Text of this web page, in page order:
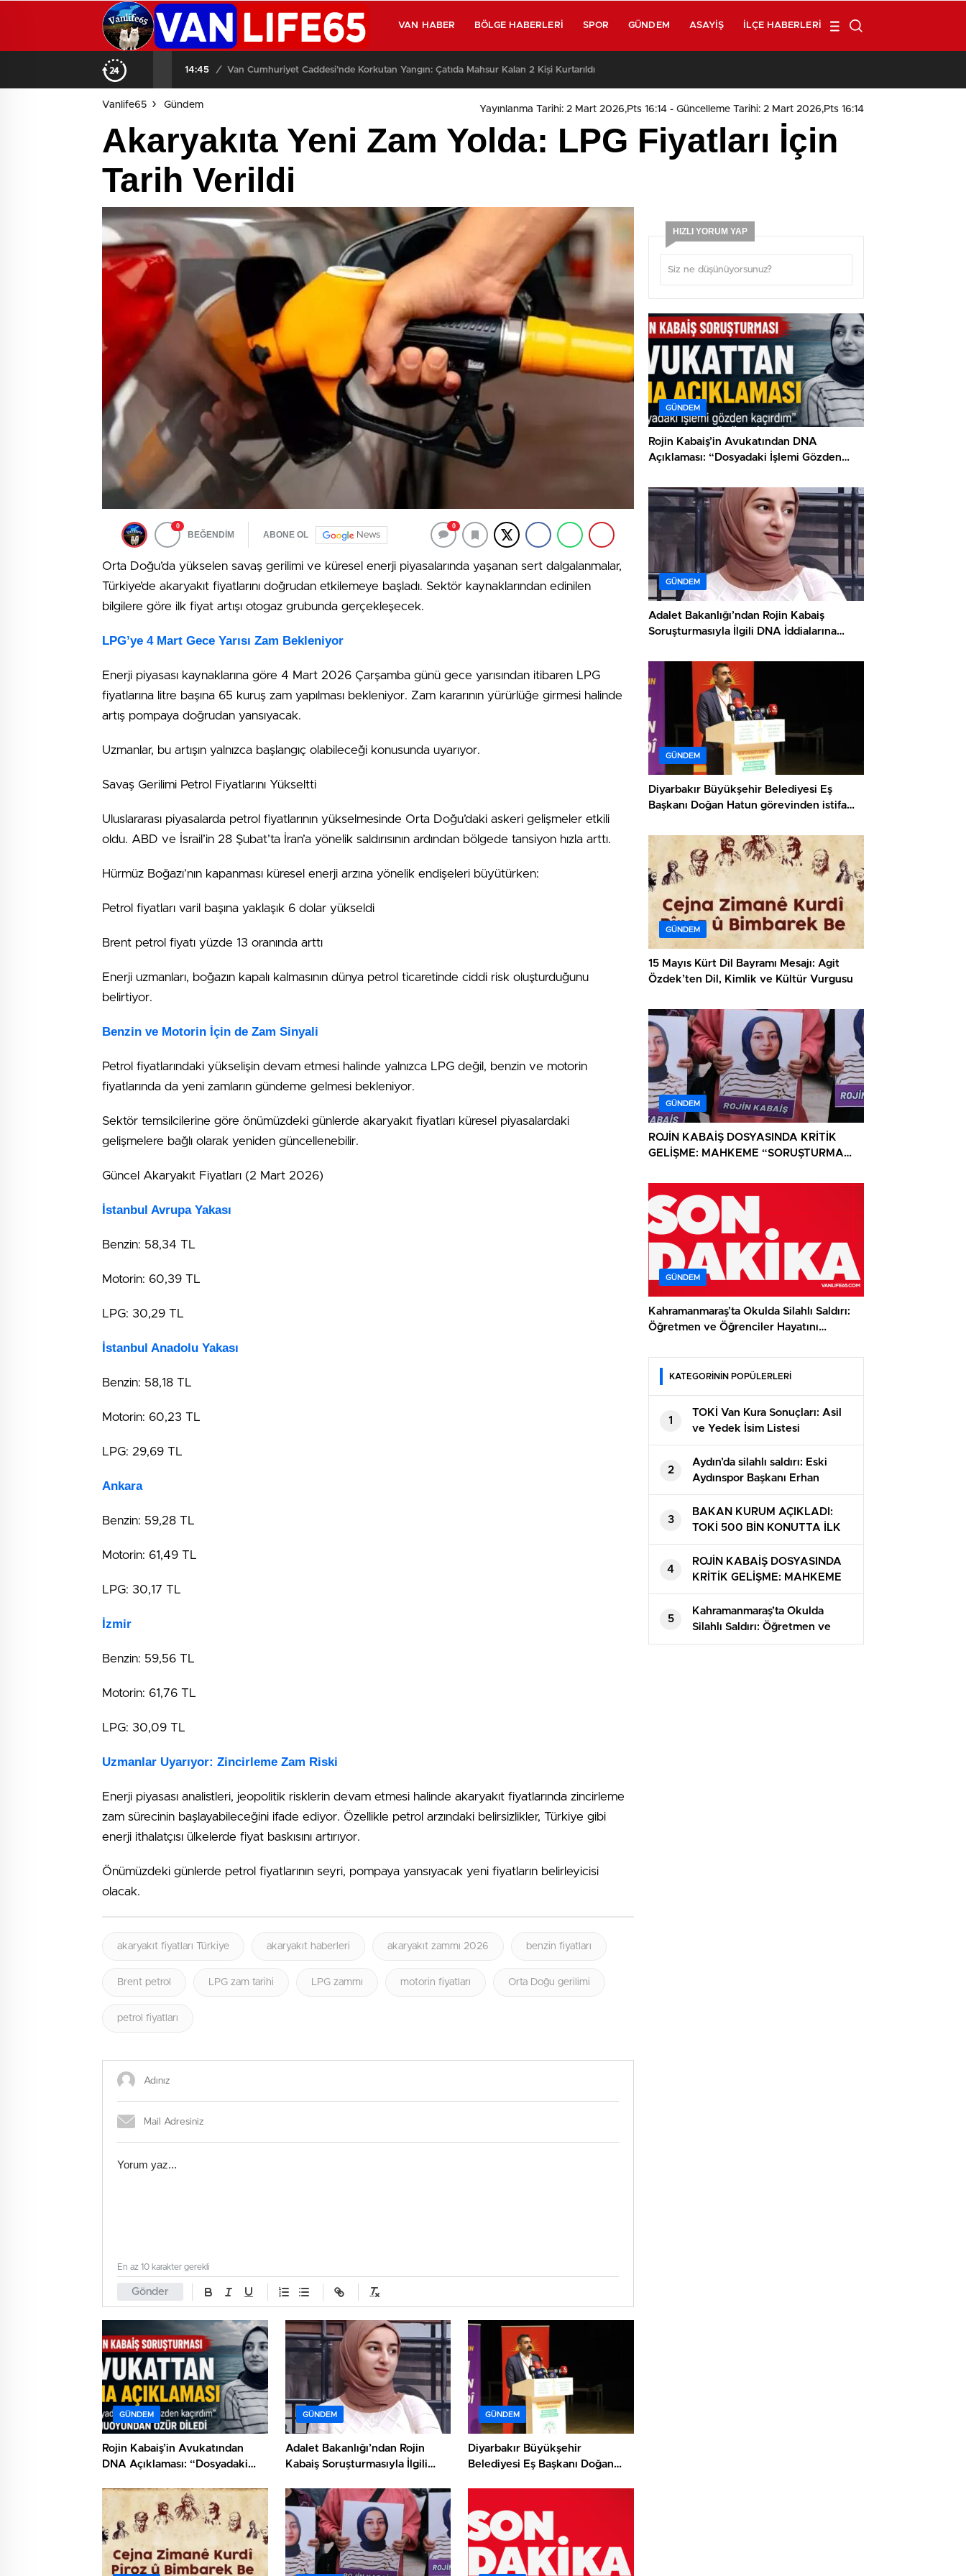
VAN HABER BÖLGE HABERLERI SPOR GÜNDEM ASAYIŞ İLÇE HABERLERI
14:45 / Van Cumhuriyet Caddesi’nde Korkutan Yangın: Çatıda Mahsur Kalan 2 Kişi Kurtarıldı
Vanlife65 Gündem Yayınlanma Tarihi: 2 Mart 2026,Pts 16:14 - Güncelleme Tarihi: 2 Mart 2026,Pts 16:14
Akaryakıta Yeni Zam Yolda: LPG Fiyatları İçin
Tarih Verildi
0
BEĞENDİM ABONE OL News
0
Orta Doğu’da yükselen savaş gerilimi ve küresel enerji piyasalarında yaşanan sert dalgalanmalar,
Türkiye’de akaryakıt fiyatlarını doğrudan etkilemeye başladı. Sektör kaynaklarından edinilen
bilgilere göre ilk fiyat artışı otogaz grubunda gerçekleşecek.
LPG’ye 4 Mart Gece Yarısı Zam Bekleniyor
Enerji piyasası kaynaklarına göre 4 Mart 2026 Çarşamba günü gece yarısından itibaren LPG
fiyatlarına litre başına 65 kuruş zam yapılması bekleniyor. Zam kararının yürürlüğe girmesi halinde
artış pompaya doğrudan yansıyacak.
Uzmanlar, bu artışın yalnızca başlangıç olabileceği konusunda uyarıyor.
Savaş Gerilimi Petrol Fiyatlarını Yükseltti
Uluslararası piyasalarda petrol fiyatlarının yükselmesinde Orta Doğu’daki askeri gelişmeler etkili
oldu. ABD ve İsrail’in 28 Şubat’ta İran’a yönelik saldırısının ardından bölgede tansiyon hızla arttı.
Hürmüz Boğazı’nın kapanması küresel enerji arzına yönelik endişeleri büyütürken:
Petrol fiyatları varil başına yaklaşık 6 dolar yükseldi
Brent petrol fiyatı yüzde 13 oranında arttı
Enerji uzmanları, boğazın kapalı kalmasının dünya petrol ticaretinde ciddi risk oluşturduğunu
belirtiyor.
Benzin ve Motorin İçin de Zam Sinyali
Petrol fiyatlarındaki yükselişin devam etmesi halinde yalnızca LPG değil, benzin ve motorin
fiyatlarında da yeni zamların gündeme gelmesi bekleniyor.
Sektör temsilcilerine göre önümüzdeki günlerde akaryakıt fiyatları küresel piyasalardaki
gelişmelere bağlı olarak yeniden güncellenebilir.
Güncel Akaryakıt Fiyatları (2 Mart 2026)
İstanbul Avrupa Yakası
Benzin: 58,34 TL
Motorin: 60,39 TL
LPG: 30,29 TL
İstanbul Anadolu Yakası
Benzin: 58,18 TL
Motorin: 60,23 TL
LPG: 29,69 TL
Ankara
Benzin: 59,28 TL
Motorin: 61,49 TL
LPG: 30,17 TL
İzmir
Benzin: 59,56 TL
Motorin: 61,76 TL
LPG: 30,09 TL
Uzmanlar Uyarıyor: Zincirleme Zam Riski
Enerji piyasası analistleri, jeopolitik risklerin devam etmesi halinde akaryakıt fiyatlarında zincirleme
zam sürecinin başlayabileceğini ifade ediyor. Özellikle petrol arzındaki belirsizlikler, Türkiye gibi
enerji ithalatçısı ülkelerde fiyat baskısını artırıyor.
Önümüzdeki günlerde petrol fiyatlarının seyri, pompaya yansıyacak yeni fiyatların belirleyicisi
olacak.
akaryakıt fiyatları Türkiye akaryakıt haberleri akaryakıt zammı 2026 benzin fiyatları
Brent petrol LPG zam tarihi LPG zammı motorin fiyatları Orta Doğu gerilimi
petrol fiyatları
Gönder
En az 10 karakter gerekli
GÜNDEM
Rojin Kabaiş’in Avukatından
DNA Açıklaması: “Dosyadaki
GÜNDEM
Adalet Bakanlığı’ndan Rojin
Kabaiş Soruşturmasıyla İlgili
GÜNDEM
Diyarbakır Büyükşehir
Belediyesi Eş Başkanı Doğan
paylaştı
HIZLI YORUM YAP
GÜNDEM
Rojin Kabaiş’in Avukatından DNA
Açıklaması: “Dosyadaki İşlemi Gözden
GÜNDEM
Adalet Bakanlığı’ndan Rojin Kabaiş
Soruşturmasıyla İlgili DNA İddialarına
GÜNDEM
Diyarbakır Büyükşehir Belediyesi Eş
Başkanı Doğan Hatun görevinden istifa
GÜNDEM
15 Mayıs Kürt Dil Bayramı Mesajı: Agit
Özdek’ten Dil, Kimlik ve Kültür Vurgusu
GÜNDEM
ROJİN KABAİŞ DOSYASINDA KRİTİK
GELİŞME: MAHKEME “SORUŞTURMA
GÜNDEM
Kahramanmaraş’ta Okulda Silahlı Saldırı:
Öğretmen ve Öğrenciler Hayatını
KATEGORİNİN POPÜLERLERİ
1
TOKİ Van Kura Sonuçları: Asil
ve Yedek İsim Listesi
Sorgulama Ekranı
2
Aydın’da silahlı saldırı: Eski
Aydınspor Başkanı Erhan
Özlüer ile kardeşi Ayhan
Özlüer hayatını kaybetti
3
BAKAN KURUM AÇIKLADI:
TOKİ 500 BİN KONUTTA İLK
KURA TARİHİ VE İL BELLİ
OLDU
4
ROJİN KABAİŞ DOSYASINDA
KRİTİK GELİŞME: MAHKEME
“SORUŞTURMA YOK”
KARARINI KALDIRDI
5
Kahramanmaraş’ta Okulda
Silahlı Saldırı: Öğretmen ve
Öğrenciler Hayatını Kaybetti